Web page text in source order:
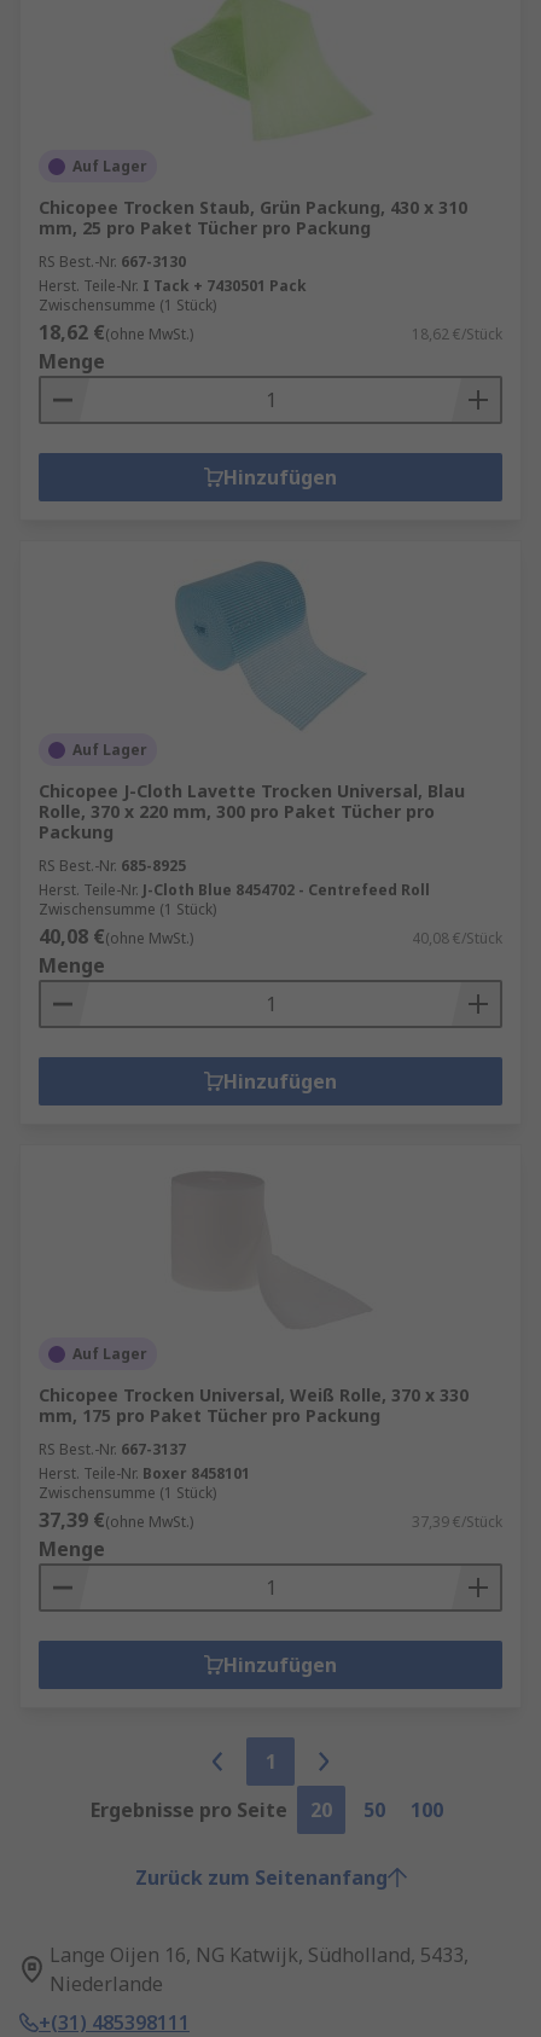
Auf Lager
Chicopee Trocken Staub, Grün Packung, 430 x 310
mm, 25 pro Paket Tücher pro Packung
RS Best.-Nr. 667-3130
Herst. Teile-Nr. I Tack + 7430501 Pack
Zwischensumme (1 Stück)
18,62 €(ohne MwSt.) 18,62 €/Stück
Menge
Hinzufügen
Auf Lager
Chicopee J-Cloth Lavette Trocken Universal, Blau
Rolle, 370 x 220 mm, 300 pro Paket Tücher pro
Packung
RS Best.-Nr. 685-8925
Herst. Teile-Nr. J-Cloth Blue 8454702 - Centrefeed Roll
Zwischensumme (1 Stück)
40,08 €(ohne MwSt.) 40,08 €/Stück
Menge
Hinzufügen
Auf Lager
Chicopee Trocken Universal, Weiß Rolle, 370 x 330
mm, 175 pro Paket Tücher pro Packung
RS Best.-Nr. 667-3137
Herst. Teile-Nr. Boxer 8458101
Zwischensumme (1 Stück)
37,39 €(ohne MwSt.) 37,39 €/Stück
Menge
Hinzufügen
1
Ergebnisse pro Seite
20 50 100
Zurück zum Seitenanfang
Lange Oijen 16, NG Katwijk, Südholland, 5433,
Niederlande
+(31) 485398111